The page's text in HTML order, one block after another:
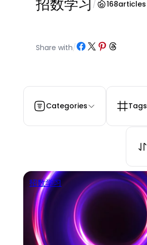
招数学习 / 168articles
Share with/Share on Facebook
Share on X Share on Pinterest
Share on Threads
Categories Tags
招数学习